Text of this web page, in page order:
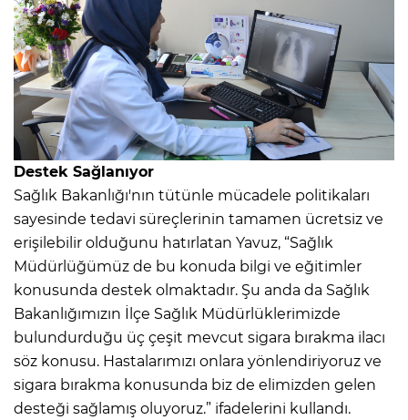
Destek Sağlanıyor
Sağlık Bakanlığı'nın tütünle mücadele politikaları
sayesinde tedavi süreçlerinin tamamen ücretsiz ve
erişilebilir olduğunu hatırlatan Yavuz, “Sağlık
Müdürlüğümüz de bu konuda bilgi ve eğitimler
konusunda destek olmaktadır. Şu anda da Sağlık
Bakanlığımızın İlçe Sağlık Müdürlüklerimizde
bulundurduğu üç çeşit mevcut sigara bırakma ilacı
söz konusu. Hastalarımızı onlara yönlendiriyoruz ve
sigara bırakma konusunda biz de elimizden gelen
desteği sağlamış oluyoruz.” ifadelerini kullandı.